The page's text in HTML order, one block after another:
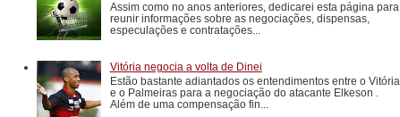
Assim como no anos anteriores, dedicarei esta página para
reunir informações sobre as negociações, dispensas,
especulações e contratações...
Vitória negocia a volta de Dinei
Estão bastante adiantados os entendimentos entre o Vitória
e o Palmeiras para a negociação do atacante Elkeson .
Além de uma compensação fin...